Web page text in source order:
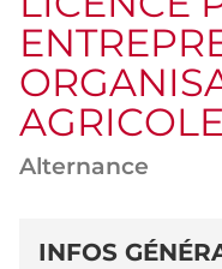
AGRICOLE
Alternance
DÉTAILS
INFOS